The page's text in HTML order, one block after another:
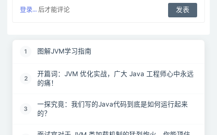
登录... 后才能评论
1 图解JVM学习指南
2
开篇词：JVM 优化实战，广大 Java 工程师心中永远
的痛！
3
一探究竟：我们写的Java代码到底是如何运行起来
的？